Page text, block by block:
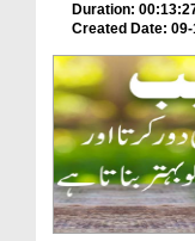
Duration:
Created Date: 09-